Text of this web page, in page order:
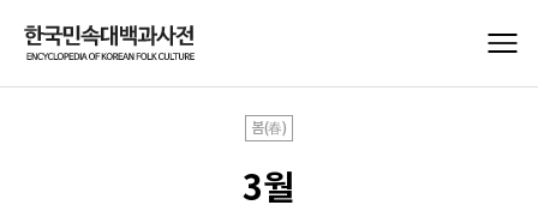
봄(春)
3월